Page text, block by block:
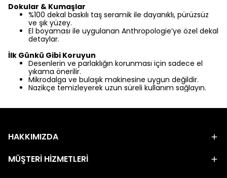
Dokular & Kumaşlar
%100 dekal baskılı taş seramik ile dayanıklı, pürüzsüz
ve şık yüzey.
El boyaması ile uygulanan Anthropologie’ye özel dekal
detaylar.
İlk Günkü Gibi Koruyun
Desenlerin ve parlaklığın korunması için sadece el
yıkama önerilir.
Mikrodalga ve bulaşık makinesine uygun değildir.
Nazikçe temizleyerek uzun süreli kullanım sağlayın.
HAKKIMIZDA
MÜŞTERİ HİZMETLERİ